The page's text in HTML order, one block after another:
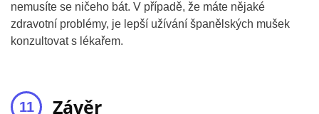
nemusíte se ničeho bát. V případě, že máte nějaké
zdravotní problémy, je lepší užívání španělských mušek
konzultovat s lékařem.
Závěr